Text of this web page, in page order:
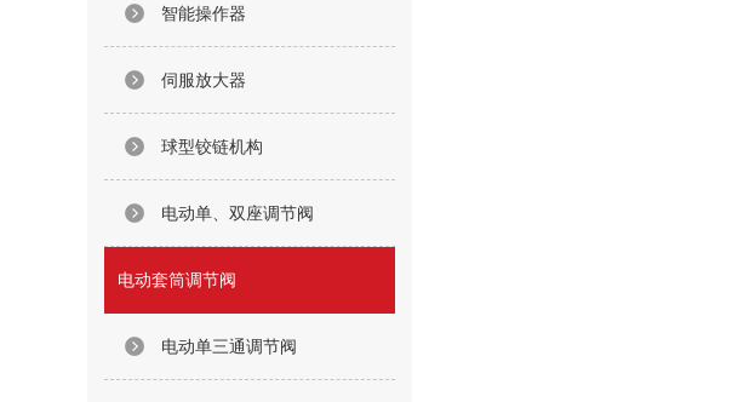
智能操作器
伺服放大器
球型铰链机构
电动单、双座调节阀
电动套筒调节阀
电动单三通调节阀